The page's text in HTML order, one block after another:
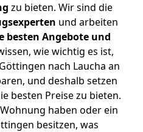
zu bieten. Wir sind die
und arbeiten
besten Angebote und
wie wichtig es ist,
nach Laucha an
und deshalb setzen
besten Preise zu bieten.
haben oder ein
besitzen, was